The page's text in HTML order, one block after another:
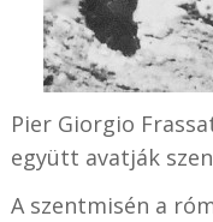
Pier Giorgio
együtt avatják
A szentmisén a